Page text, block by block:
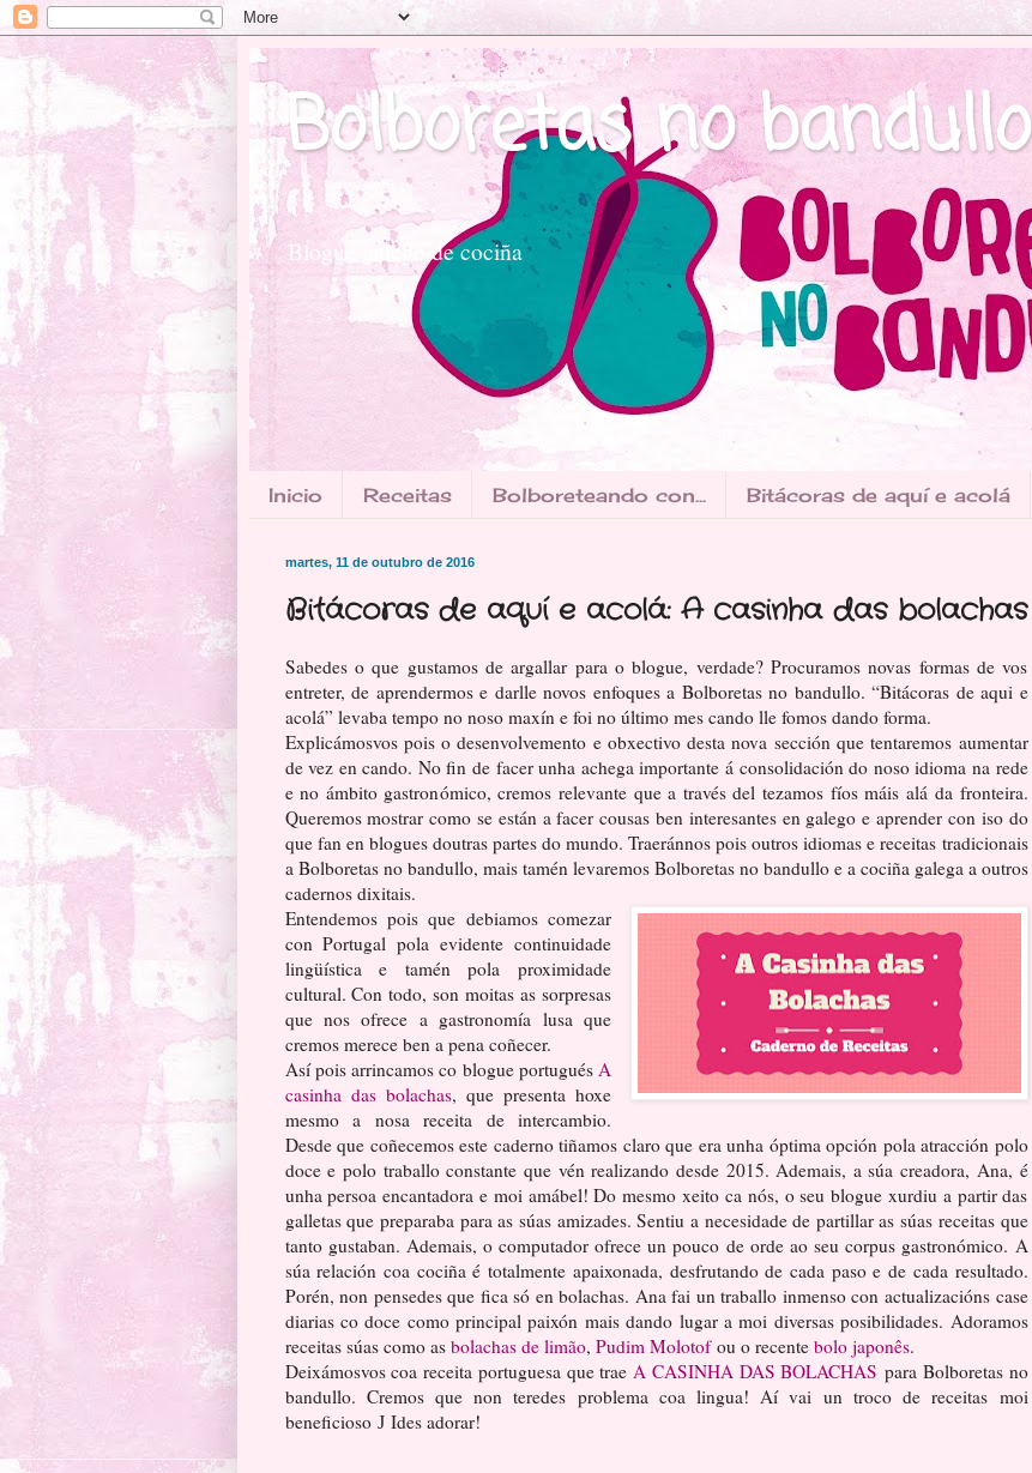
Bolboretas no bandullo
Blogue galego de cociña
Inicio Receitas Bolboreteando con... Bitácoras de aquí e acolá
martes, 11 de outubro de 2016
Bitácoras de aquí e acolá: A casinha das bolachas
Sabedes o que gustamos de argallar para o blogue, verdade? Procuramos novas formas de vos
entreter, de aprendermos e darlle novos enfoques a Bolboretas no bandullo. “Bitácoras de aqui e
acolá” levaba tempo no noso maxín e foi no último mes cando lle fomos dando forma.
Explicámosvos pois o desenvolvemento e obxectivo desta nova sección que tentaremos aumentar
de vez en cando. No fin de facer unha achega importante á consolidación do noso idioma na rede
e no ámbito gastronómico, cremos relevante que a través del tezamos fíos máis alá da fronteira.
Queremos mostrar como se están a facer cousas ben interesantes en galego e aprender con iso do
que fan en blogues doutras partes do mundo. Traeránnos pois outros idiomas e receitas tradicionais
a Bolboretas no bandullo, mais tamén levaremos Bolboretas no bandullo e a cociña galega a outros
cadernos dixitais.
Entendemos pois que debiamos comezar
con Portugal pola evidente continuidade
lingüística e tamén pola proximidade
cultural. Con todo, son moitas as sorpresas
que nos ofrece a gastronomía lusa que
cremos merece ben a pena coñecer.
Así pois arrincamos co blogue portuguésA
casinha das bolachas, que presenta hoxe
mesmo a nosa receita de intercambio.
Desde que coñecemos este caderno tiñamos claro que era unha óptima opción pola atracción polo
doce e polo traballo constante que vén realizando desde 2015. Ademais, a súa creadora, Ana, é
unha persoa encantadora e moi amábel! Do mesmo xeito ca nós, o seu blogue xurdiu a partir das
galletas que preparaba para as súas amizades. Sentiu a necesidade de partillar as súas receitas que
tanto gustaban. Ademais, o computador ofrece un pouco de orde ao seu corpus gastronómico. A
súa relación coa cociña é totalmente apaixonada, desfrutando de cada paso e de cada resultado.
Porén, non pensedes que fica só en bolachas. Ana fai un traballo inmenso con actualizacións case
diarias co doce como principal paixón mais dando lugar a moi diversas posibilidades. Adoramos
receitas súas como as bolachas de limão, Pudim Molotofou o recente bolo japonês.
Deixámosvos coa receita portuguesa que trae A CASINHA DAS BOLACHAS para Bolboretas no
bandullo. Cremos que non teredes problema coa lingua! Aí vai un troco de receitas moi
beneficioso JIdes adorar!